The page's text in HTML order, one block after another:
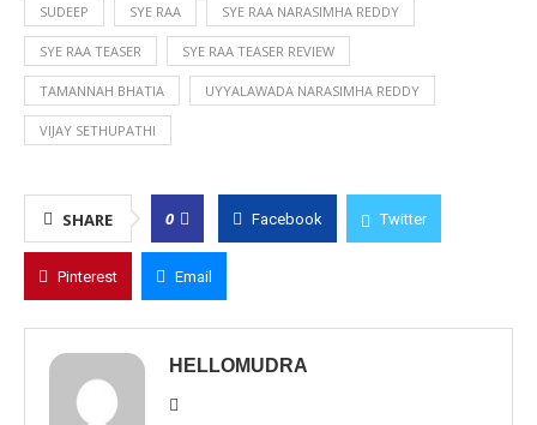
SUDEEP SYE RAA SYE RAA NARASIMHA REDDY
SYE RAA TEASER SYE RAA TEASER REVIEW
TAMANNAH BHATIA UYYALAWADA NARASIMHA REDDY
VIJAY SETHUPATHI
SHARE 0 Facebook Twitter
Pinterest Email
HELLOMUDRA